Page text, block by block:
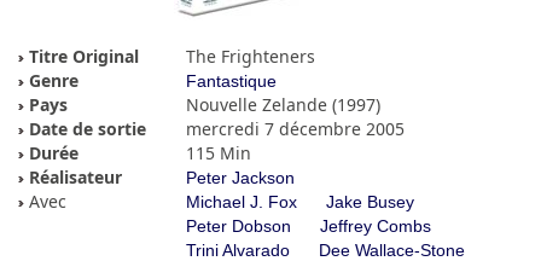
Titre Original
The Frighteners
Genre
Fantastique
Pays
Nouvelle Zelande (1997)
Date de sortie
mercredi 7 décembre 2005
Durée
115 Min
Réalisateur
Peter Jackson
Avec Michael J. Fox
Jake Busey
Peter Dobson
Jeffrey Combs
Trini Alvarado
Dee Wallace-Stone